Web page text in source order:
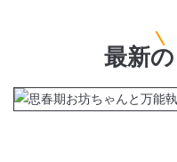
最新の